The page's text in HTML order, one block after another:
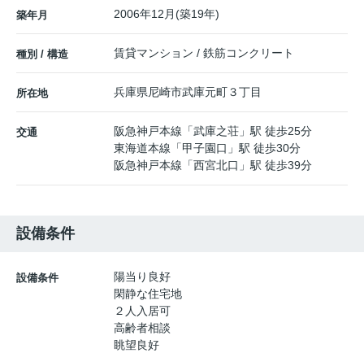
築年月 2006年12月(築19年)
種別 / 構造 賃貸マンション / 鉄筋コンクリート
所在地 兵庫県尼崎市武庫元町３丁目
交通 阪急神戸本線 「武庫之荘 」駅 徒歩25分
東海道本線 「甲子園口 」駅 徒歩30分
阪急神戸本線 「西宮北口 」駅 徒歩39分
設備条件
設備条件
陽当り良好
閑静な住宅地
２人入居可
高齢者相談
眺望良好